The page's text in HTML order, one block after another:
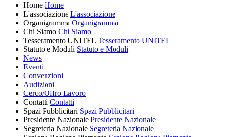
Home Home
L'associazione L'associazione
Organigramma Organigramma
Chi Siamo Chi Siamo
Tesseramento UNITEL Tesseramento UNITEL
Statuto e Moduli Statuto e Moduli
News
Eventi
Convenzioni
Audizioni
Cerco/Offro Lavoro
Contatti Contatti
Spazi Pubblicitari Spazi Pubblicitari
Presidente Nazionale Presidente Nazionale
Segreteria Nazionale Segreteria Nazionale